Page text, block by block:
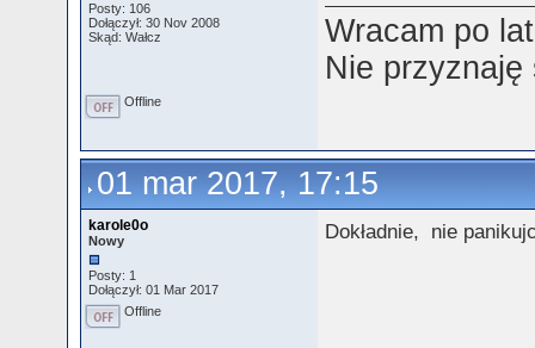
Posty: 106
Dołączył: 30 Nov 2008
Skąd: Wałcz
Wracam po
Nie
Offline
01 mar 2017, 17:15
karole0o
Nowy
Posty: 1
Dołączył: 01 Mar 2017
Dokładnie, nie
Offline